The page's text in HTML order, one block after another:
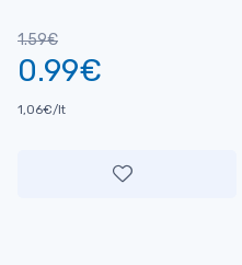
1.59€
0.99€
1,06€/lt